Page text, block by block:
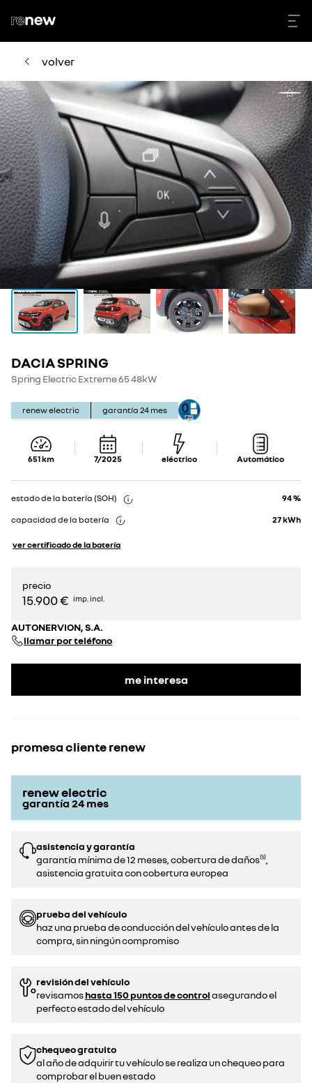
volver
DACIA SPRING
Spring Electric Extreme 65 48kW
renew electric garantía 24 mes
651km 7/2025 eléctrico Automático
estado de la batería (SOH)
Show
94 %
capacidad de la batería
Show
27kWh
ver certificado de la batería
precio
15.900 € imp. incl.
AUTONERVION, S.A.
llamar por teléfono
me interesa
promesa cliente renew
renew electric
garantía 24 mes
asistencia y garantía
garantía mínima de 12 meses, cobertura de daños⁽¹⁾,
asistencia gratuita con cobertura europea
prueba del vehículo
haz una prueba de conducción del vehículo antes de la
compra, sin ningún compromiso
revisión del vehículo
revisamoshasta 150 puntos de controlasegurando el
perfecto estado del vehículo
chequeo gratuito
al año de adquirir tu vehículo se realiza un chequeo para
comprobar el buen estado​​